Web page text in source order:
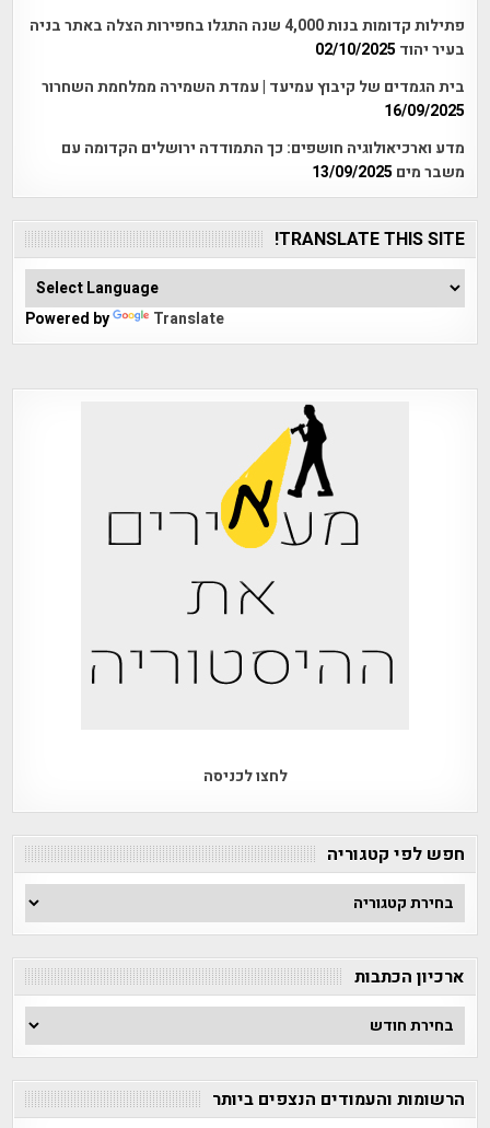
פתילות קדומות בנות 4,000 שנה התגלו בחפירות הצלה באתר בניה
בעיר יהוד 02/10/2025
בית הגמדים של קיבוץ עמיעד | עמדת השמירה ממלחמת השחרור
16/09/2025
מדע וארכיאולוגיה חושפים: כך התמודדה ירושלים הקדומה עם
משבר מים 13/09/2025
TRANSLATE THIS SITE!
Powered by Translate
לחצו לכניסה
חפש לפי קטגוריה
חפש
לפי
ארכיון הכתבות
ארכיון
הכתבות
הרשומות והעמודים הנצפים ביותר